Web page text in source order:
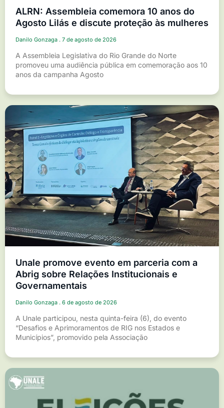
ALRN: Assembleia comemora 10 anos do
Agosto Lilás e discute proteção às mulheres
Danilo Gonzaga 7 de agosto de 2026
A Assembleia Legislativa do Rio Grande do Norte
promoveu uma audiência pública em comemoração aos 10
anos da campanha Agosto
Unale promove evento em parceria com a
Abrig sobre Relações Institucionais e
Governamentais
Danilo Gonzaga 6 de agosto de 2026
A Unale participou, nesta quinta-feira (6), do evento
“Desafios e Aprimoramentos de RIG nos Estados e
Municípios”, promovido pela Associação